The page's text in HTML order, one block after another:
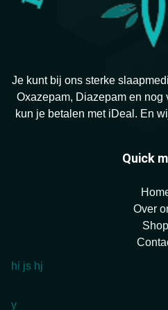
Je kunt bij ons sterke
Oxazepam, Diazepam en nog
kun je betalen met iDeal. En
Quick
Over
Shop
hi js hj
y